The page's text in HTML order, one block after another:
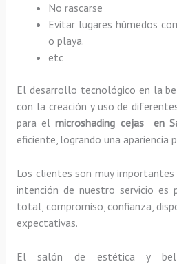
No rascarse
Evitar lugares húmedos
o playa.
etc
El desarrollo tecnológico en la
con la creación y uso de
para elmicroshading cejas en
eficiente, logrando una apariencia
Los clientes son muy
intención de nuestro servicio es
total, compromiso, confianza,
expectativas.
El salón de estética y